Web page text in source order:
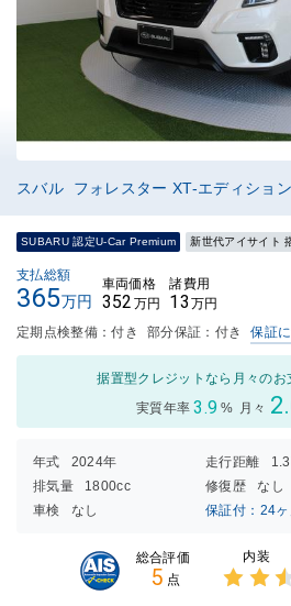
スバル フォレスター XT-エディション
SUBARU 認定U-Car Premium 新世代アイサイト
支払総額
365万円
車両価格
352 万円
諸費用
13 万円
定期点検整備：付き 部分保証：付き 保証
据置型クレジットなら月々のお
実質年率 3.9 % 月々
年式 2024年 走行距離
排気量
1800cc 修復歴
なし
車検
なし 保証付：24
総合評価
5 点
内装